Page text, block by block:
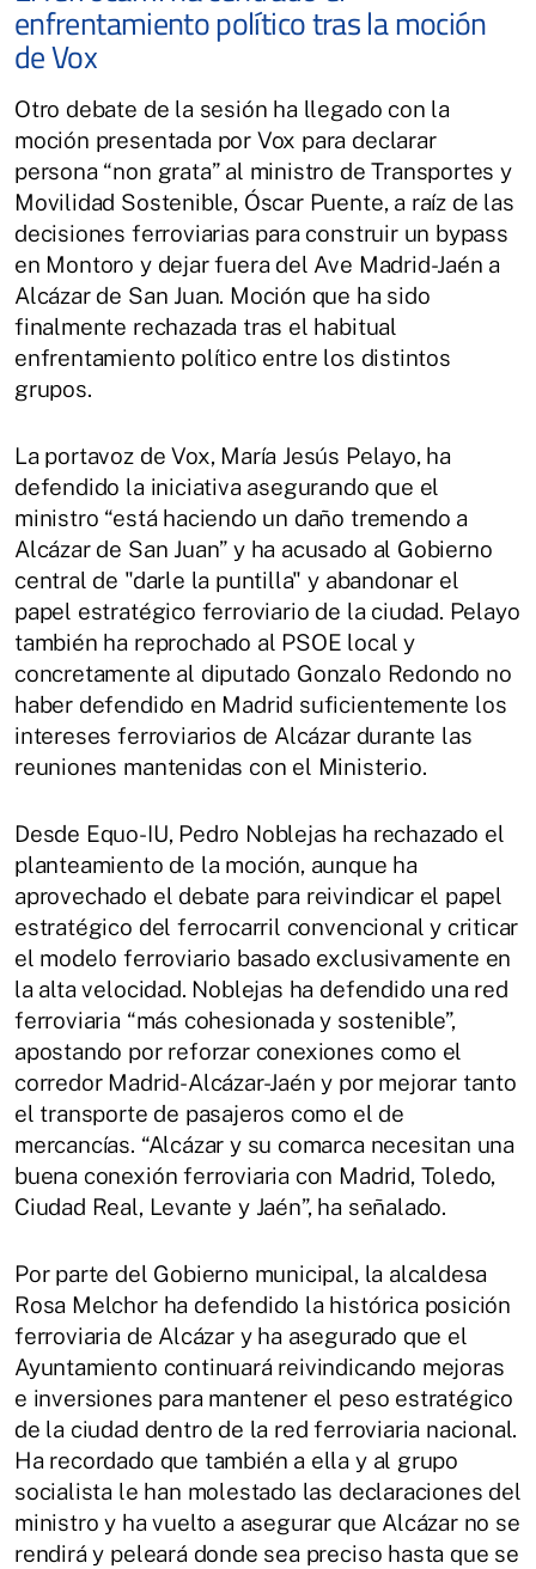
enfrentamiento político tras la moción
de Vox
Otro debate de la sesión ha llegado con la
moción presentada por Vox para declarar
persona “non grata” al ministro de Transportes y
Movilidad Sostenible, Óscar Puente, a raíz de las
decisiones ferroviarias para construir un bypass
en Montoro y dejar fuera del Ave Madrid-Jaén a
Alcázar de San Juan. Moción que ha sido
finalmente rechazada tras el habitual
enfrentamiento político entre los distintos
grupos.
La portavoz de Vox, María Jesús Pelayo, ha
defendido la iniciativa asegurando que el
ministro “está haciendo un daño tremendo a
Alcázar de San Juan” y ha acusado al Gobierno
central de "darle la puntilla" y abandonar el
papel estratégico ferroviario de la ciudad. Pelayo
también ha reprochado al PSOE local y
concretamente al diputado Gonzalo Redondo no
haber defendido en Madrid suficientemente los
intereses ferroviarios de Alcázar durante las
reuniones mantenidas con el Ministerio.
Desde Equo-IU, Pedro Noblejas ha rechazado el
planteamiento de la moción, aunque ha
aprovechado el debate para reivindicar el papel
estratégico del ferrocarril convencional y criticar
el modelo ferroviario basado exclusivamente en
la alta velocidad. Noblejas ha defendido una red
ferroviaria “más cohesionada y sostenible”,
apostando por reforzar conexiones como el
corredor Madrid-Alcázar-Jaén y por mejorar tanto
el transporte de pasajeros como el de
mercancías. “Alcázar y su comarca necesitan una
buena conexión ferroviaria con Madrid, Toledo,
Ciudad Real, Levante y Jaén”, ha señalado.
Por parte del Gobierno municipal, la alcaldesa
Rosa Melchor ha defendido la histórica posición
ferroviaria de Alcázar y ha asegurado que el
Ayuntamiento continuará reivindicando mejoras
e inversiones para mantener el peso estratégico
de la ciudad dentro de la red ferroviaria nacional.
Ha recordado que también a ella y al grupo
socialista le han molestado las declaraciones del
ministro y ha vuelto a asegurar que Alcázar no se
rendirá y peleará donde sea preciso hasta que se